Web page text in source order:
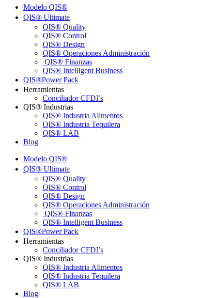
Modelo QIS®ㅤ
QIS® Ultimateㅤ
QIS® Quality
QIS® Control
QIS® Design
QIS® Operaciones Administración
QIS® Finanzas
QIS® Intelligent Business
QIS®ㅤPower Pack
Herramientas
Conciliador CFDI’s
QIS® Industrias
QIS® Industria Alimentos
QIS® Industria Tequilera
QIS® LAB
Blog
Modelo QIS®ㅤ
QIS® Ultimateㅤ
QIS® Quality
QIS® Control
QIS® Design
QIS® Operaciones Administración
QIS® Finanzas
QIS® Intelligent Business
QIS®ㅤPower Pack
Herramientas
Conciliador CFDI’s
QIS® Industrias
QIS® Industria Alimentos
QIS® Industria Tequilera
QIS® LAB
Blog